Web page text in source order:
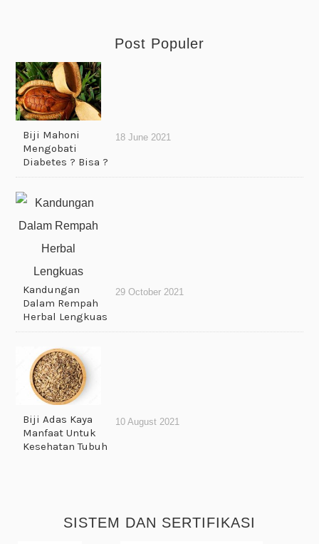
Post Populer
Biji Mahoni
Mengobati
Diabetes ? Bisa ?
18 June 2021
Kandungan
Dalam Rempah
Herbal Lengkuas
29 October 2021
Biji Adas Kaya
Manfaat Untuk
Kesehatan Tubuh
10 August 2021
SISTEM DAN SERTIFIKASI